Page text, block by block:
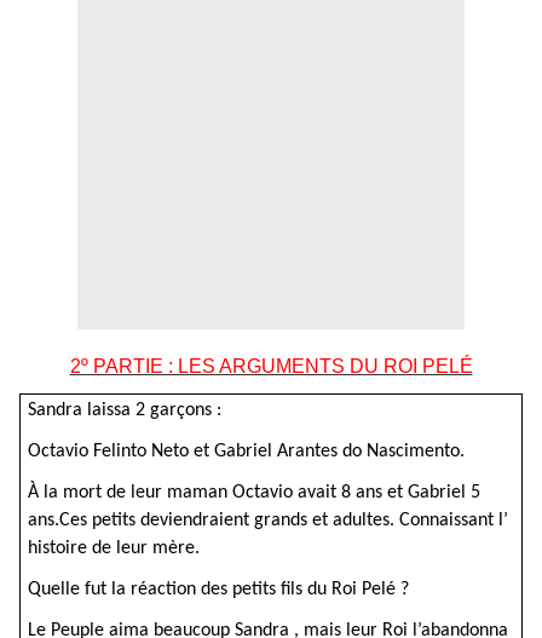
2º PARTIE : LES ARGUMENTS DU ROI PELÉ
Sandra laissa 2 garçons :
Octavio Felinto Neto et Gabriel Arantes do Nascimento.
À la mort de leur maman Octavio avait 8 ans et Gabriel 5
ans.Ces petits deviendraient grands et adultes. Connaissant l’
histoire de leur mère.
Quelle fut la réaction des petits fils du Roi Pelé ?
Le Peuple aima beaucoup Sandra , mais leur Roi l’abandonna